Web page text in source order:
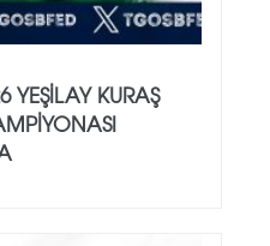
YEŞİLAY KURAŞ